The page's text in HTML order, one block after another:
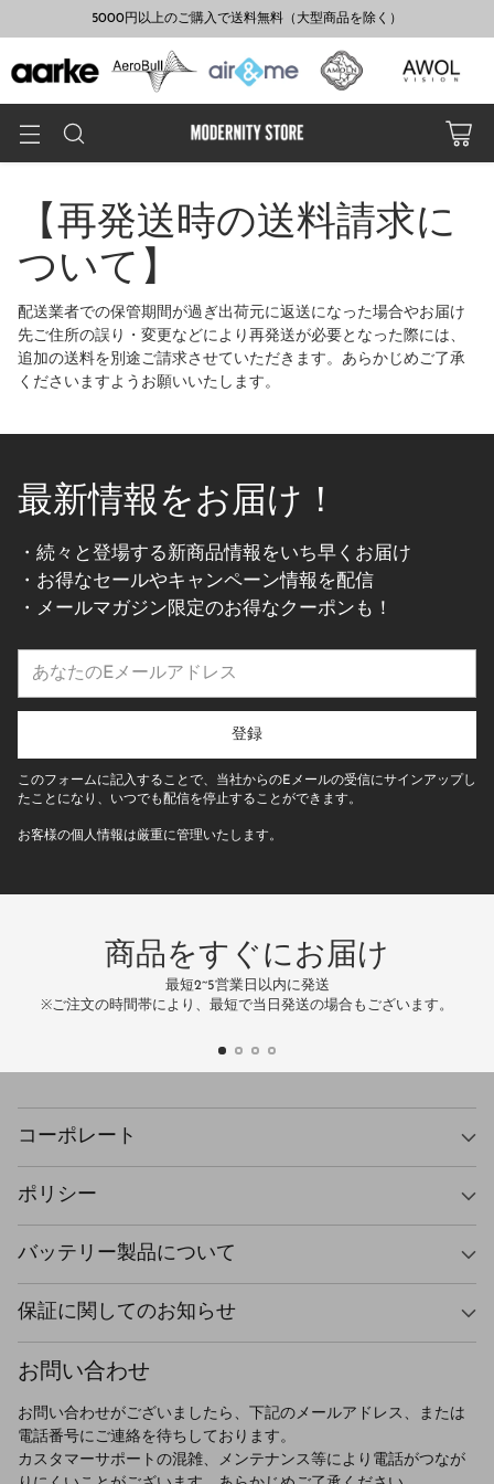
Modernity Storeへようこそ！
【再発送時の送料請求に
ついて】
配送業者での保管期間が過ぎ出荷元に返送になった場合やお届け
先ご住所の誤り・変更などにより再発送が必要となった際には、
追加の送料を別途ご請求させていただきます。あらかじめご了承
くださいますようお願いいたします。
最新情報をお届け！
・続々と登場する新商品情報をいち早くお届け
・お得なセールやキャンペーン情報を配信
・メールマガジン限定のお得なクーポンも！
メ
ー
ア
レ
登録
このフォームに記入することで、当社からのEメールの受信にサインアップし
たことになり、いつでも配信を停止することができます。
お客様の個人情報は厳重に管理いたします。
商品をすぐにお届け
最短2~5営業日以内に発送
※ご注文の時間帯により、最短で当日発送の場合もございます。
コーポレート
ポリシー
バッテリー製品について
保証に関してのお知らせ
お問い合わせ
お問い合わせがございましたら、下記のメールアドレス、または
電話番号にご連絡を待ちしております。
カスタマーサポートの混雑、メンテナンス等により電話がつなが